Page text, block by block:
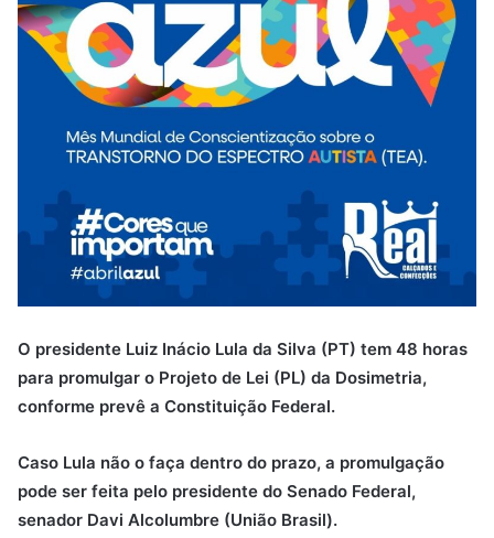
O presidente Luiz Inácio Lula da Silva (PT) tem 48 horas
para promulgar o Projeto de Lei (PL) da Dosimetria,
conforme prevê a Constituição Federal.
Caso Lula não o faça dentro do prazo, a promulgação
pode ser feita pelo presidente do Senado Federal,
senador Davi Alcolumbre (União Brasil).